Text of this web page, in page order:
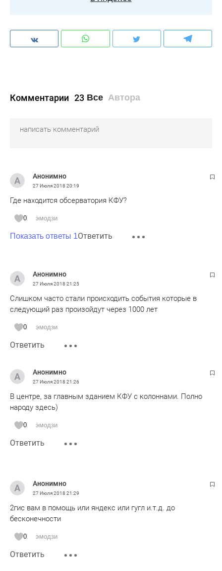
Комментарии 23 Все Автора
Анонимно
27 Июля 2018 20:19
Где находится обсерватория КФУ?
0 эмодзи
Показать ответы 1Ответить
Анонимно
27 Июля 2018 21:25
Слишком часто стали происходить события которые в
следующий раз произойдут через 1000 лет
0 эмодзи
Ответить
Анонимно
27 Июля 2018 21:26
В центре, за главным зданием КФУ с колоннами. Полно
народу здесь)
0 эмодзи
Ответить
Анонимно
27 Июля 2018 21:29
2гис вам в помощь или яндекс или гугл и.т.д. до
бесконечности
0 эмодзи
Ответить